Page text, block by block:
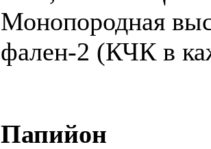
Монопородная
фален-2 (КЧК в
Папийон